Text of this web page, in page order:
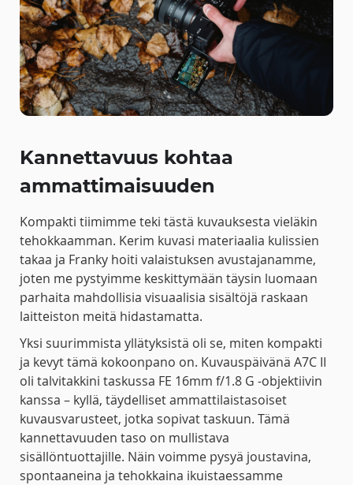
Kannettavuus kohtaa
ammattimaisuuden
Kompakti tiimimme teki tästä kuvauksesta vieläkin
tehokkaamman. Kerim kuvasi materiaalia kulissien
takaa ja Franky hoiti valaistuksen avustajanamme,
joten me pystyimme keskittymään täysin luomaan
parhaita mahdollisia visuaalisia sisältöjä raskaan
laitteiston meitä hidastamatta.
Yksi suurimmista yllätyksistä oli se, miten kompakti
ja kevyt tämä kokoonpano on. Kuvauspäivänä A7C II
oli talvitakkini taskussa FE 16mm f/1.8 G -objektiivin
kanssa – kyllä, täydelliset ammattilaistasoiset
kuvausvarusteet, jotka sopivat taskuun. Tämä
kannettavuuden taso on mullistava
sisällöntuottajille. Näin voimme pysyä joustavina,
spontaaneina ja tehokkaina ikuistaessamme